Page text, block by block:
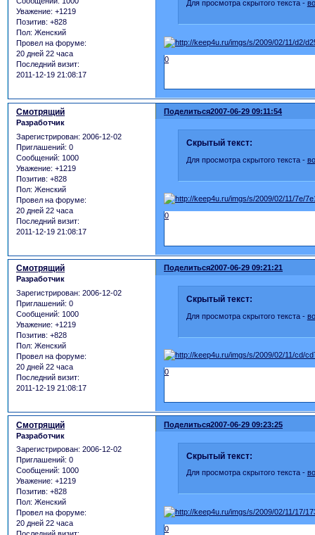
Уважение: +1219
Позитив: +828
Пол: Женский
Провел на форуме:
20 дней 22 часа
Последний визит:
2011-12-19 21:08:17
Для просмотра скрытого текста -
0
Поделиться2007-06-29 09:11:54
Смотрящий
Разработчик
Зарегистрирован: 2006-12-02
Приглашений: 0
Сообщений: 1000
Уважение: +1219
Позитив: +828
Пол: Женский
Провел на форуме:
20 дней 22 часа
Последний визит:
2011-12-19 21:08:17
Скрытый текст:
Для просмотра скрытого текста -
0
Поделиться2007-06-29 09:21:21
Смотрящий
Разработчик
Зарегистрирован: 2006-12-02
Приглашений: 0
Сообщений: 1000
Уважение: +1219
Позитив: +828
Пол: Женский
Провел на форуме:
20 дней 22 часа
Последний визит:
2011-12-19 21:08:17
Скрытый текст:
Для просмотра скрытого текста -
0
Поделиться2007-06-29 09:23:25
Смотрящий
Разработчик
Зарегистрирован: 2006-12-02
Приглашений: 0
Сообщений: 1000
Уважение: +1219
Позитив: +828
Пол: Женский
Провел на форуме:
20 дней 22 часа
Скрытый текст:
Для просмотра скрытого текста -
0